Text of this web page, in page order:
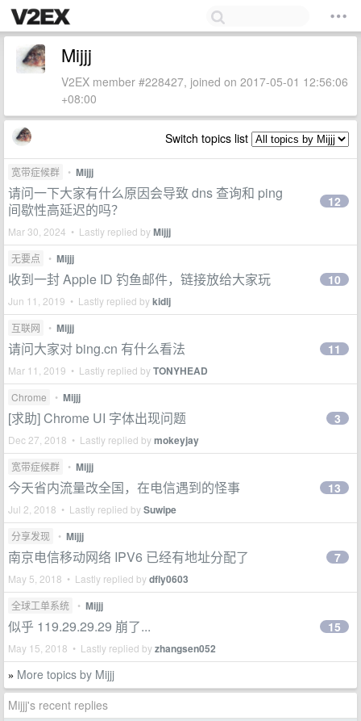
Mijjj
V2EX member #228427, joined on 2017-05-01 12:56:06
+08:00
Switch topics list
宽带症候群 • Mijjj
请问一下大家有什么原因会导致 dns 查询和 ping
间歇性高延迟的吗？
Mar 30, 2024 • Lastly replied byMijjj
12
无要点 • Mijjj
收到一封 Apple ID 钓鱼邮件，链接放给大家玩
Jun 11, 2019 • Lastly replied bykidlj
10
互联网 • Mijjj
请问大家对 bing.cn 有什么看法
Mar 11, 2019 • Lastly replied byTONYHEAD
11
Chrome • Mijjj
[求助] Chrome UI 字体出现问题
Dec 27, 2018 • Lastly replied bymokeyjay
3
宽带症候群 • Mijjj
今天省内流量改全国，在电信遇到的怪事
Jul 2, 2018 • Lastly replied bySuwipe
13
分享发现 • Mijjj
南京电信移动网络 IPV6 已经有地址分配了
May 5, 2018 • Lastly replied bydfly0603
7
全球工单系统 • Mijjj
似乎 119.29.29.29 崩了...
May 15, 2018 • Lastly replied byzhangsen052
15
» More topics by Mijjj
Mijjj's recent replies